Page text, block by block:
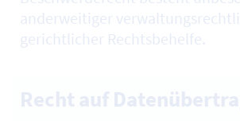
anderweitiger
gerichtlicher Rechtsbehelfe.